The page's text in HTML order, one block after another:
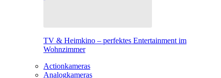
TV & Heimkino – perfektes Entertainment im
Wohnzimmer
Actionkameras
Analogkameras